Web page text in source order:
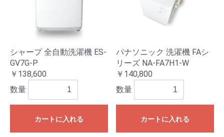
シャープ 全自動洗濯機 ES-
GV7G-P
￥138,600
数量
カートに入れる
パナソニック 洗濯機 FAシ
リーズ NA-FA7H1-W
￥140,800
数量
カートに入れる